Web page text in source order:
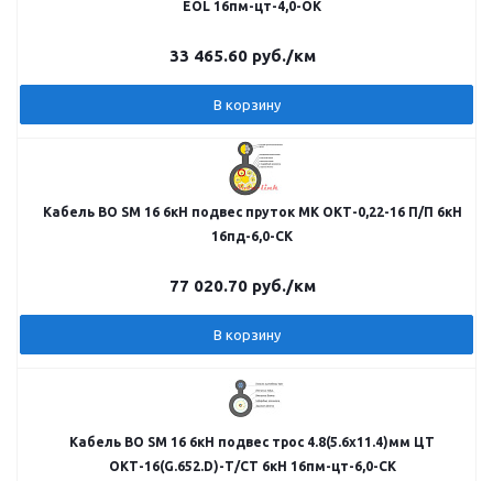
EOL 16пм-цт-4,0-ОК
33 465.60 руб./км
В корзину
Кабель ВО SM 16 6кН подвес пруток МК ОКТ-0,22-16 П/П 6кН
16пд-6,0-СК
77 020.70 руб./км
В корзину
Кабель ВО SM 16 6кН подвес трос 4.8(5.6х11.4)мм ЦТ
ОКТ-16(G.652.D)-Т/СТ 6кН 16пм-цт-6,0-СК